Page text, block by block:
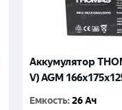
Аккумулятор
V) AGM
Емкость:26 Ач